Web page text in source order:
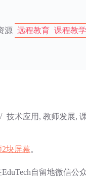
源 远程教育 课程教学
技术应用 , 教师发展,
块屏幕。
自留地微信公众